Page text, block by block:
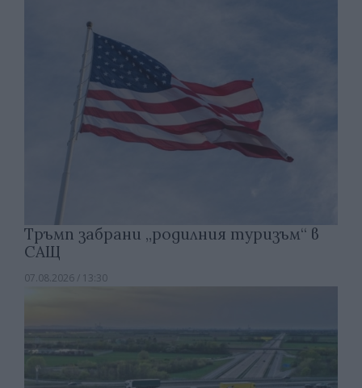
Тръмп забрани „родилния туризъм“ в
САЩ
07.08.2026 / 13:30